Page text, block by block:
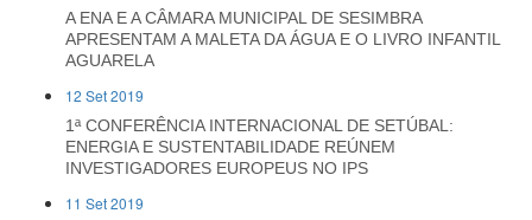
A ENA E A CÂMARA MUNICIPAL DE SESIMBRA
APRESENTAM A MALETA DA ÁGUA E O LIVRO INFANTIL
AGUARELA
12 Set 2019
1ª CONFERÊNCIA INTERNACIONAL DE SETÚBAL:
ENERGIA E SUSTENTABILIDADE REÚNEM
INVESTIGADORES EUROPEUS NO IPS
11 Set 2019